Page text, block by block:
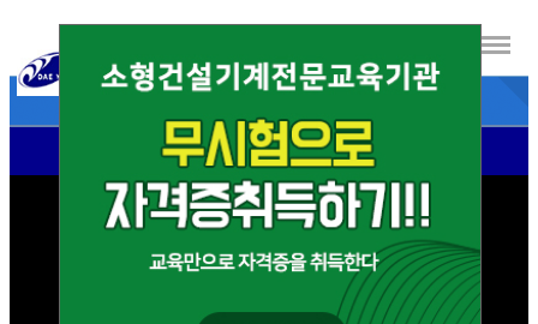
- 대영자동차운전전문학원 소개영상 -